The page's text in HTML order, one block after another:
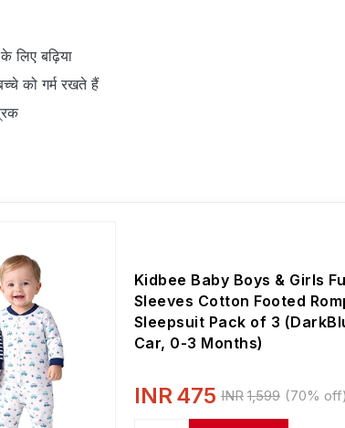
लिए बढ़िया
को गर्म रखते हैं
Kidbee Baby Boys & Girls
Sleeves Cotton Footed
Sleepsuit Pack of 3
Car, 0-3 Months)
INR475 INR 1,599 (70%